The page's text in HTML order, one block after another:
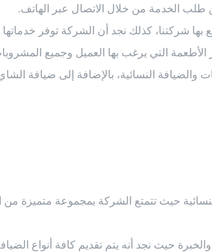
طلب الخدمة من خلال الاتصال عبر الهاتف.
بها شركتنا، كذلك نجد أن الشركة توفر
التي يرغب بها العميل وجميع
والضيافة النسائية، بالإضافة إلى ضيافة
حيث تتمتع الشركة بمجموعة متميزة من
حيث نجد أنه يتم تقديم كافة أنواع